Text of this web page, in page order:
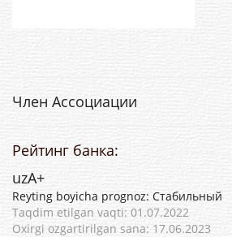
Член Ассоциации
Рейтинг банка:
uzA+
Reyting boyicha prognoz: Стабильный
Taqdim etilgan vaqti: 01.07.2022
Oxirgi ozgartirilgan sana: 17.06.2023